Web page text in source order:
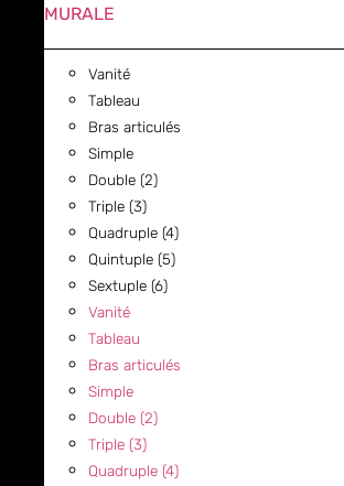
MURALE
Vanité
Tableau
Bras articulés
Simple
Double (2)
Triple (3)
Quadruple (4)
Quintuple (5)
Sextuple (6)
Vanité
Tableau
Bras articulés
Simple
Double (2)
Triple (3)
Quadruple (4)